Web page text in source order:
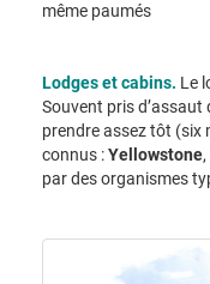
même paumés
Lodges et cabins. Le
Souvent pris d’assaut
prendre assez tôt (six
connus :Yellowstone,
par des organismes